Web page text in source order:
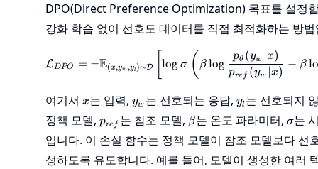
DPO(Direct Preference Optimization) 목표를 설정
강화 학습 없이 선호도 데이터를 직접 최적화하는 방
LDPO = −E(x,yw ,yl)∼D [logσ ( β log
pre f (yw ∣x)
pθ (yw ∣x)
− β
여기서 x
x는 입력, y_w
yw 는 선호되는 응답, y_l
yl 는 선호되지
정책 모델, p_{ref}
pre f 는 참조 모델, \beta
β는 온도 파라미터, σ는
입니다. 이 손실 함수는 정책 모델이 참조 모델보다 선
성하도록 유도합니다. 예를 들어, 모델이 생성한 여러